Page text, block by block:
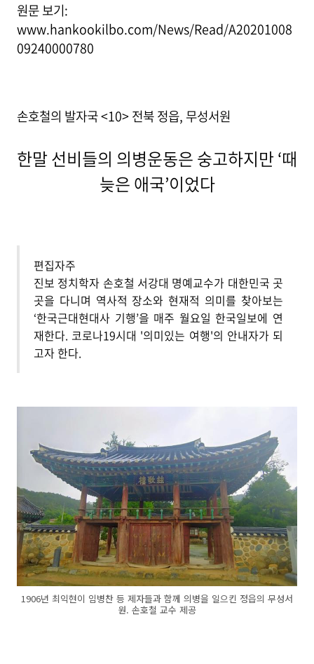
원문 보기:
www.hankookilbo.com/News/Read/A20201008
09240000780
손호철의 발자국 <10> 전북 정읍, 무성서원
한말 선비들의 의병운동은 숭고하지만 ‘때
늦은 애국’이었다
편집자주
진보 정치학자 손호철 서강대 명예교수가 대한민국 곳
곳을 다니며 역사적 장소와 현재적 의미를 찾아보는
‘한국근대현대사 기행’을 매주 월요일 한국일보에 연
재한다. 코로나19시대 '의미있는 여행'의 안내자가 되
고자 한다.
1906년 최익현이 임병찬 등 제자들과 함께 의병을 일으킨 정읍의 무성서
원. 손호철 교수 제공